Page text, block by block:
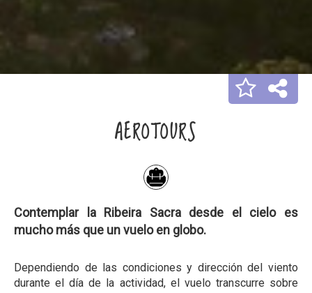
AEROTOURS
Contemplar la Ribeira Sacra desde el cielo es
mucho más que un vuelo en globo.
Dependiendo de las condiciones y dirección del viento
durante el día de la actividad, el vuelo transcurre sobre